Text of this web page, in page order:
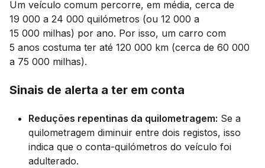
Um veículo comum percorre, em média, cerca de
19 000 a 24 000 quilómetros (ou 12 000 a
15 000 milhas) por ano. Por isso, um carro com
5 anos costuma ter até 120 000 km (cerca de 60 000
a 75 000 milhas).
Sinais de alerta a ter em conta
Reduções repentinas da quilometragem: Se a
quilometragem diminuir entre dois registos, isso
indica que o conta-quilómetros do veículo foi
adulterado.